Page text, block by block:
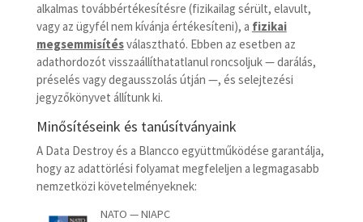
alkalmas továbbértékesítésre (fizikailag sérült, elavult,
vagy az ügyfél nem kívánja értékesíteni), a fizikai
megsemmisítésválasztható. Ebben az esetben az
adathordozót visszaállíthatatlanul roncsoljuk — darálás,
préselés vagy degausszolás útján —, és selejtezési
jegyzőkönyvet állítunk ki.
Minősítéseink és tanúsítványaink
A Data Destroy és a Blancco együttműködése garantálja,
hogy az adattörlési folyamat megfeleljen a legmagasabb
nemzetközi követelményeknek:
NATO — NIAPC